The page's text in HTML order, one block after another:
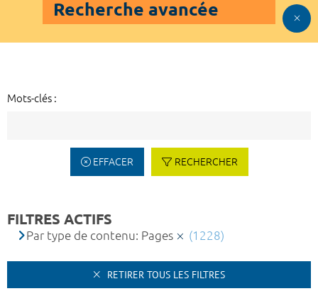
Recherche avancée
Mots-clés :
EFFACER RECHERCHER
FILTRES ACTIFS
Par type de contenu: Pages (1228)
RETIRER TOUS LES FILTRES